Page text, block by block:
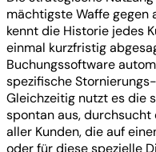
mächtigste Waffe gegen
kennt die Historie jedes
einmal kurzfristig
Buchungssoftware
spezifische
Gleichzeitig nutzt es die
spontan aus, durchsucht
aller Kunden, die auf
oder für diese spezielle